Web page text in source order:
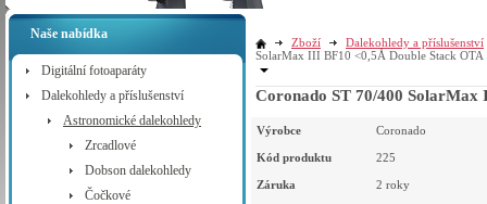
Naše nabídka
Digitální fotoaparáty
Dalekohledy a příslušenství
Astronomické dalekohledy
Zrcadlové
Dobson dalekohledy
Čočkové
Zboží
Dalekohledy a příslušenství
SolarMax III BF10 <0,5Å Double Stack OTA
Coronado ST 70/400
Výrobce Coronado
Kód produktu 225
Záruka 2 roky